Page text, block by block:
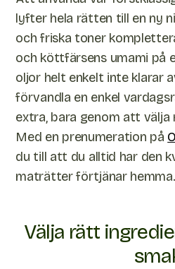
lyfter hela rätten till en ny
och friska toner
och köttfärsens umami på
oljor helt enkelt inte klarar
förvandla en enkel
extra, bara genom att välja
Med en prenumeration på
du till att du alltid har den
maträtter förtjänar hemma.
Välja rätt